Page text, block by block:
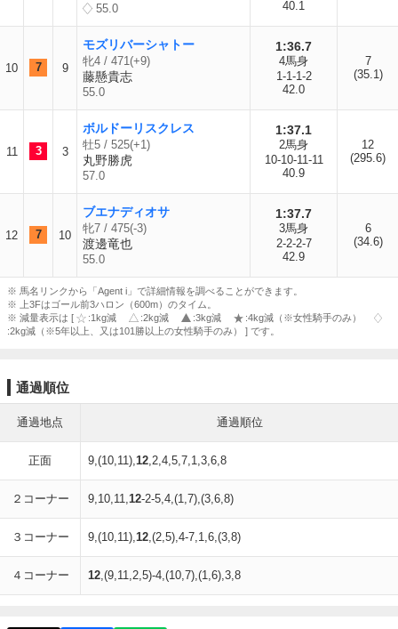
55.0 40.1
10 7 9
モズリバーシャトー
牝4 / 471(+9)
藤懸貴志
55.0
1:36.7
4馬身
1-1-1-2
42.0
7
(35.1)
11 3 3
ボルドーリスクレス
牡5 / 525(+1)
丸野勝虎
57.0
1:37.1
2馬身
10-10-11-11
40.9
12
(295.6)
12 7 10
ブエナディオサ
牝7 / 475(-3)
渡邊竜也
55.0
1:37.7
3馬身
2-2-2-7
42.9
6
(34.6)
※ 馬名リンクから「Agent i」で詳細情報を調べることができます。
※ 上3Fはゴール前3ハロン（600m）のタイム。
※ 減量表示は [
:1kg減 :2kg減 :3kg減
:4kg減（※女性騎手のみ）
:2kg減（※5年以上、又は101勝以上の女性騎手のみ） ] です。
通過順位
通過地点 通過順位
正面 9,(10,11),12,2,4,5,7,1,3,6,8
２コーナー 9,10,11,12-2-5,4,(1,7),(3,6,8)
３コーナー 9,(10,11),12,(2,5),4-7,1,6,(3,8)
４コーナー 12,(9,11,2,5)-4,(10,7),(1,6),3,8